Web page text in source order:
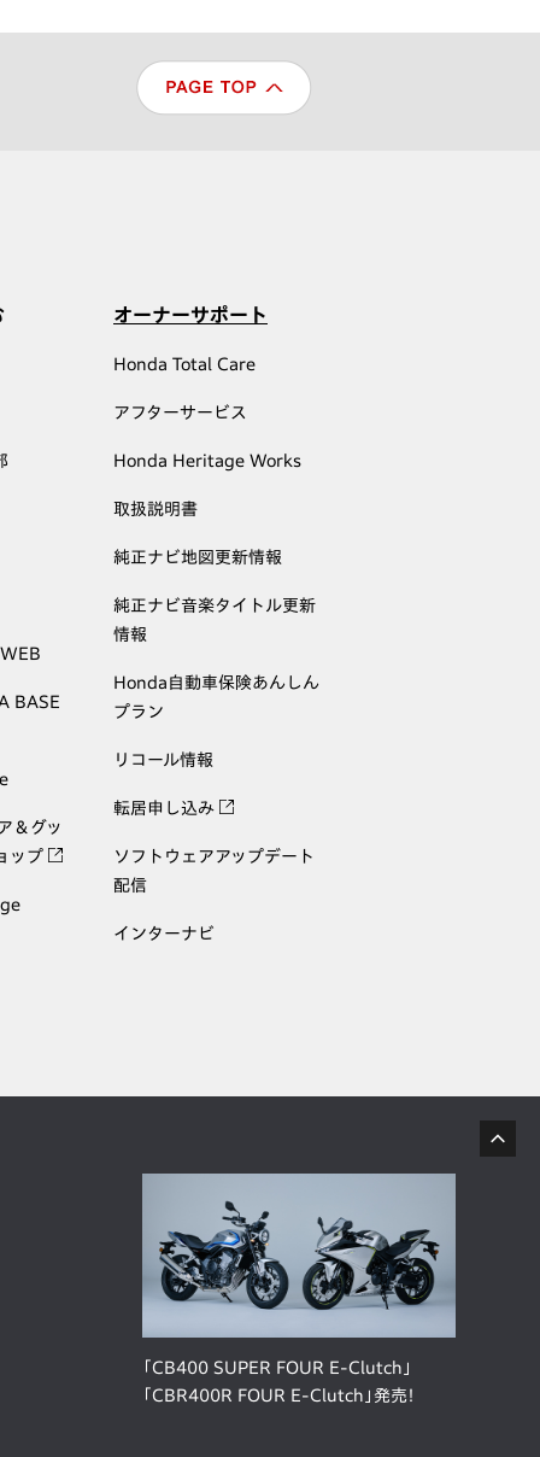
BASE
＆グッ
ップ
オーナーサポート
Honda Total Care
アフターサービス
Honda Heritage Works
取扱説明書
純正ナビ地図更新情報
純正ナビ音楽タイトル更新
情報
Honda自動車保険あんしん
プラン
リコール情報
転居申し込み
ソフトウェアアップデート
配信
インターナビ
「CB400 SUPER FOUR E-Clutch」
「CBR400R FOUR E-Clutch」発売！